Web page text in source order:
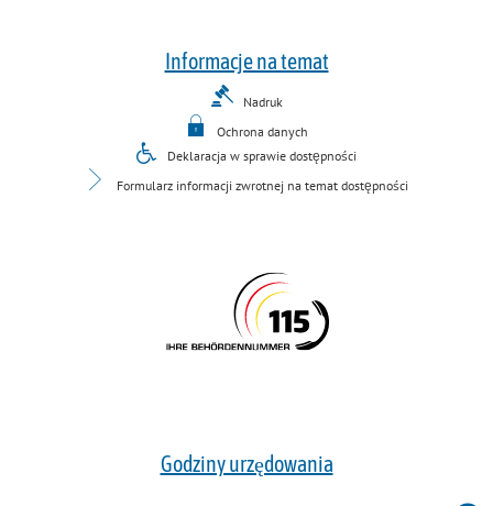
Informacje na temat
Nadruk
Ochrona danych
Deklaracja w sprawie dostępności
Formularz informacji zwrotnej na temat dostępności
Godziny urzędowania